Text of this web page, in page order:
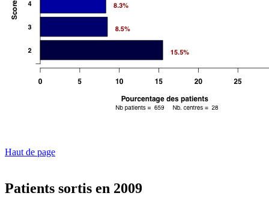
Haut de page
Patients sortis en 2009